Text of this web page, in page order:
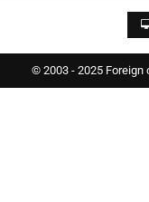
© 2003 - 2025